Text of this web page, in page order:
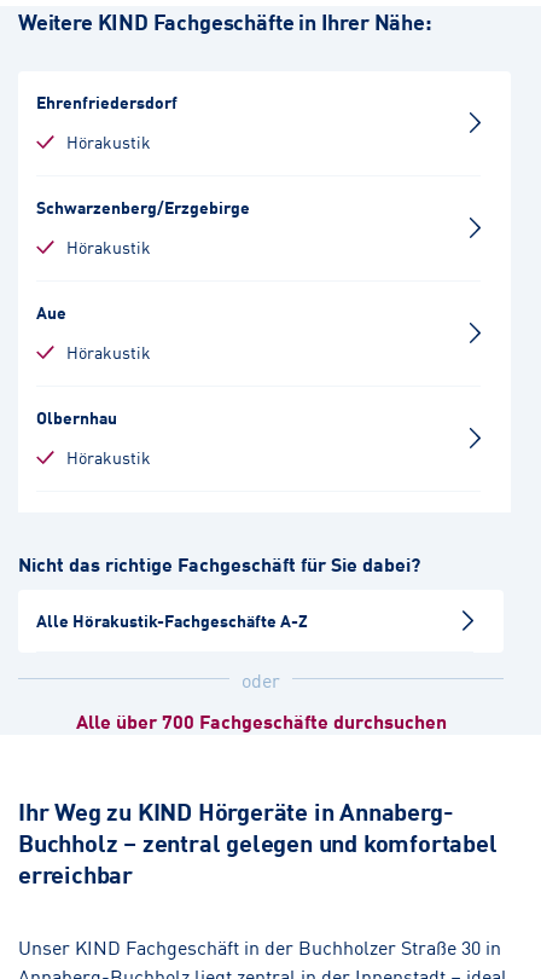
Weitere KIND Fachgeschäfte in Ihrer Nähe:
Ehrenfriedersdorf
Hörakustik
Schwarzenberg/Erzgebirge
Hörakustik
Aue
Hörakustik
Olbernhau
Hörakustik
Hörakustik
Chemnitz-Yorckgebiet
Chemnitz-Zentrum
Chemnitz-Zwickauer Straße
Hörakustik
Chemnitz-Sonnenberg
Nicht das richtige Fachgeschäft für Sie dabei?
Alle Hörakustik-Fachgeschäfte A-Z
oder
Alle über 700 Fachgeschäfte durchsuchen
Ihr Weg zu KIND Hörgeräte in Annaberg-
Buchholz – zentral gelegen und komfortabel
erreichbar
Unser KIND Fachgeschäft in der Buchholzer Straße 30 in